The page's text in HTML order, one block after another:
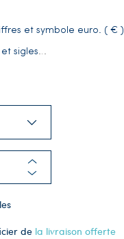
et symbole euro. ( € )
sigles…
de la livraison offerte